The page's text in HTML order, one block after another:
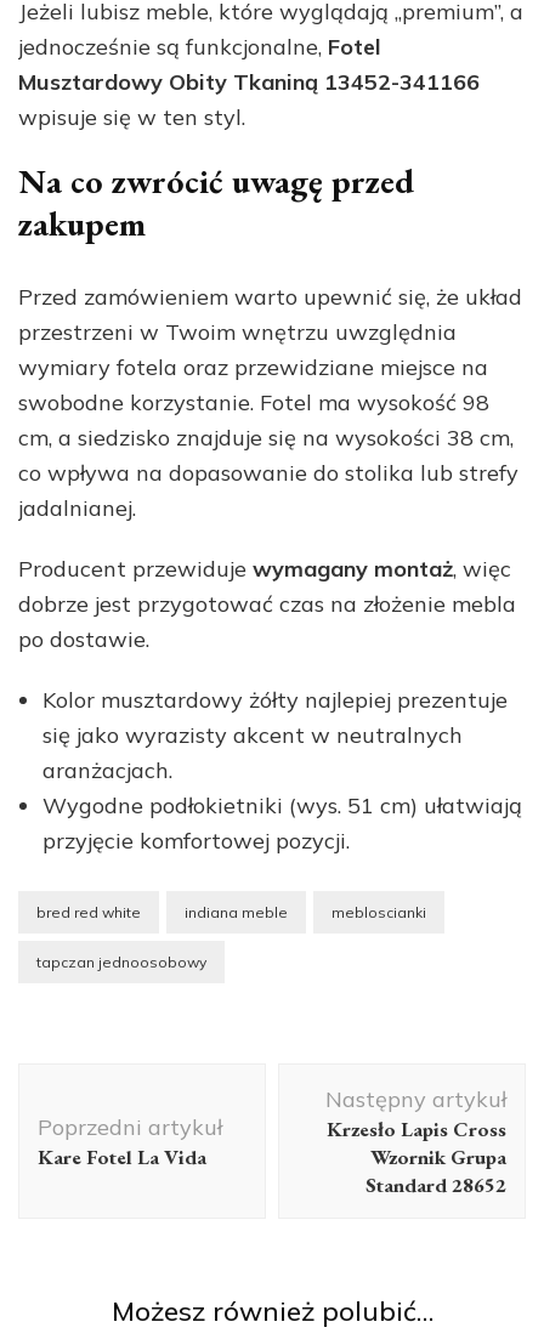
Jeżeli lubisz meble, które wyglądają „premium”, a
jednocześnie są funkcjonalne, Fotel
Musztardowy Obity Tkaniną 13452-341166
wpisuje się w ten styl.
Na co zwrócić uwagę przed
zakupem
Przed zamówieniem warto upewnić się, że układ
przestrzeni w Twoim wnętrzu uwzględnia
wymiary fotela oraz przewidziane miejsce na
swobodne korzystanie. Fotel ma wysokość 98
cm, a siedzisko znajduje się na wysokości 38 cm,
co wpływa na dopasowanie do stolika lub strefy
jadalnianej.
Producent przewiduje wymagany montaż, więc
dobrze jest przygotować czas na złożenie mebla
po dostawie.
Kolor musztardowy żółty najlepiej prezentuje
się jako wyrazisty akcent w neutralnych
aranżacjach.
Wygodne podłokietniki (wys. 51 cm) ułatwiają
przyjęcie komfortowej pozycji.
bred red white indiana meble mebloscianki
tapczan jednoosobowy
wpisu
Poprzedni artykuł
Kare Fotel La Vida
Następny artykuł
Krzesło Lapis Cross
Wzornik Grupa
Standard 28652
Możesz również polubić…